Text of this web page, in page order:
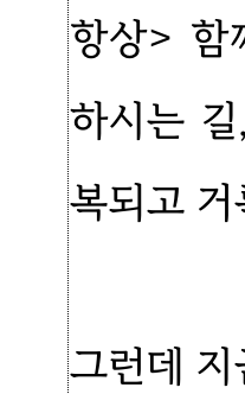
항상> 함
하시는
복되고
그런데